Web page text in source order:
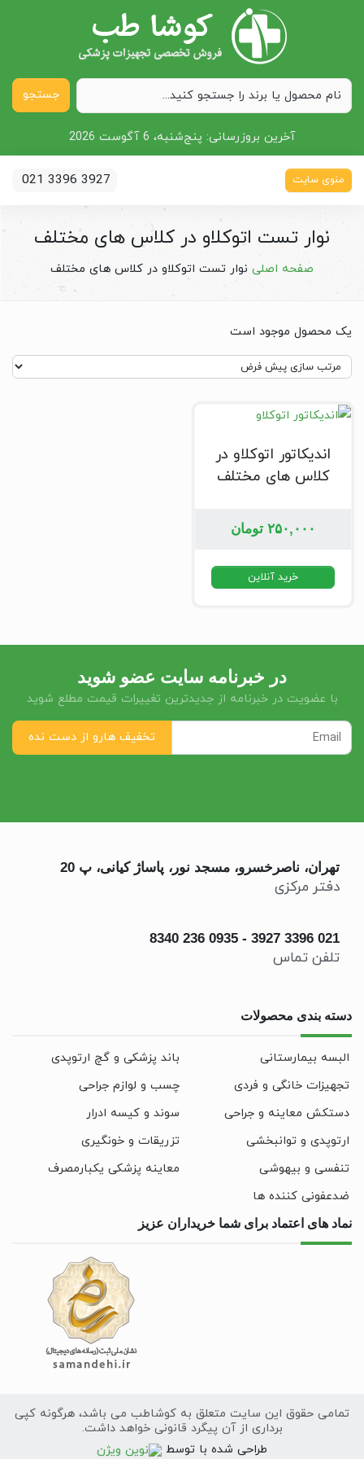
جستجو
آخرین بروزرسانی: پنج‌شنبه، 6 آگوست 2026
منوی سایت 021 3396 3927
نوار تست اتوکلاو در کلاس های مختلف
صفحه اصلی نوار تست اتوکلاو در کلاس های مختلف
یک محصول موجود است
اندیکاتور اتوکلاو در
کلاس های مختلف
۲۵۰,۰۰۰ تومان
خرید آنلاین
در خبرنامه سایت عضو شوید
با عضویت در خبرنامه از جدیدترین تغییرات قیمت مطلع شوید
تهران، ناصرخسرو، مسجد نور، پاساژ کیانی، پ 20
دفتر مرکزی
021 3396 3927
-
0935 236 8340
تلفن تماس
دسته بندی محصولات
البسه بیمارستانی
باند پزشکی و گچ ارتوپدی
تجهیزات خانگی و فردی
چسب و لوازم جراحی
دستکش معاینه و جراحی
سوند و کیسه ادرار
ارتوپدی و توانبخشی
تزریقات و خونگیری
تنفسی و بیهوشی
معاینه پزشکی یکبارمصرف
ضدعفونی کننده ها
نماد های اعتماد برای شما خریداران عزیز
تمامی حقوق این سایت متعلق به کوشاطب می باشد، هرگونه کپی
برداری از آن پیگرد قانونی خواهد داشت.
طراحی سایت
شده با توسط